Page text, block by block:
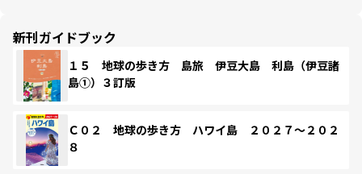
新刊ガイドブック
１５ 地球の歩き方 島旅 伊豆大島 利島（伊豆諸
島①）３訂版
Ｃ０２ 地球の歩き方 ハワイ島 ２０２７～２０２
８